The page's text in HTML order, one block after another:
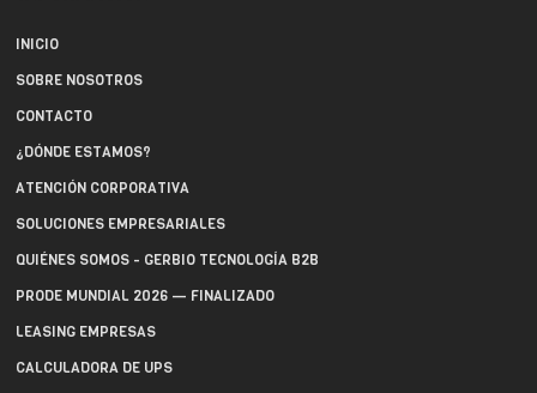
INICIO
SOBRE NOSOTROS
CONTACTO
¿DÓNDE ESTAMOS?
ATENCIÓN CORPORATIVA
SOLUCIONES EMPRESARIALES
QUIÉNES SOMOS - GERBIO TECNOLOGÍA B2B
PRODE MUNDIAL 2026 — FINALIZADO
LEASING EMPRESAS
CALCULADORA DE UPS